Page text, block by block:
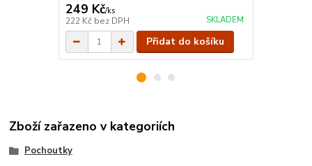
249 Kč/ks
222 Kč bez DPH SKLADEM
Přidat do košíku
Zboží zařazeno v kategoriích
Pochoutky